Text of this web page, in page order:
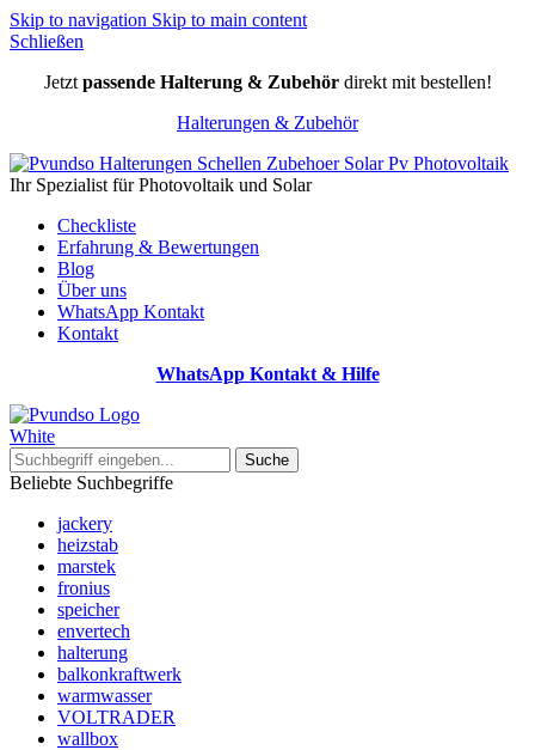
Skip to navigation Skip to main content
Schließen
Jetzt passende Halterung & Zubehördirekt mit bestellen!
Halterungen & Zubehör
Ihr Spezialist für Photovoltaik und Solar
Checkliste
Erfahrung & Bewertungen
Blog
Über uns
WhatsApp Kontakt
Kontakt
WhatsApp Kontakt & Hilfe
Suche
Beliebte Suchbegriffe
jackery
heizstab
marstek
fronius
speicher
envertech
halterung
balkonkraftwerk
warmwasser
VOLTRADER
wallbox